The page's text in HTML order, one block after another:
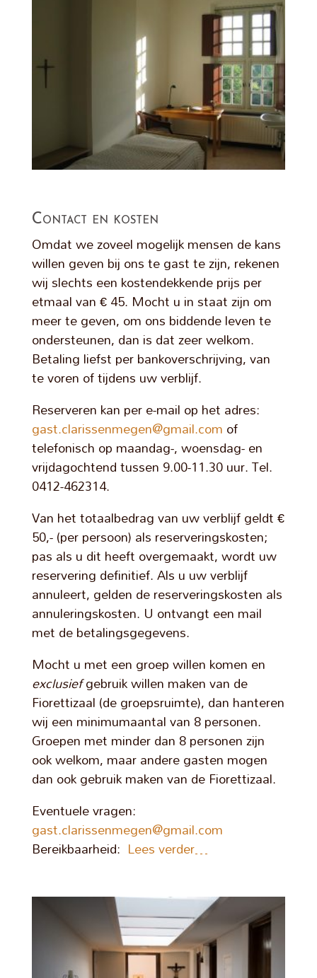
Contact en kosten
Omdat we zoveel mogelijk mensen de kans
willen geven bij ons te gast te zijn, rekenen
wij slechts een kostendekkende prijs per
etmaal van € 45. Mocht u in staat zijn om
meer te geven, om ons biddende leven te
ondersteunen, dan is dat zeer welkom.
Betaling liefst per bankoverschrijving, van
te voren of tijdens uw verblijf.
Reserveren kan per e-mail op het adres:
gast.clarissenmegen@gmail.comof
telefonisch op maandag-, woensdag- en
vrijdagochtend tussen 9.00-11.30 uur. Tel.
0412-462314.
Van het totaalbedrag van uw verblijf geldt €
50,- (per persoon) als reserveringskosten;
pas als u dit heeft overgemaakt, wordt uw
reservering definitief. Als u uw verblijf
annuleert, gelden de reserveringskosten als
annuleringskosten. U ontvangt een mail
met de betalingsgegevens.
Mocht u met een groep willen komen en
exclusiefgebruik willen maken van de
Fiorettizaal (de groepsruimte), dan hanteren
wij een minimumaantal van 8 personen.
Groepen met minder dan 8 personen zijn
ook welkom, maar andere gasten mogen
dan ook gebruik maken van de Fiorettizaal.
Eventuele vragen:
gast.clarissenmegen@gmail.com
Bereikbaarheid: Lees verder…